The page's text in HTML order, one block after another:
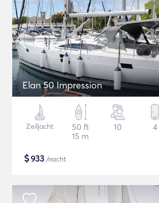
Elan 50 Impression
Zeiljacht
50 ft
15 m
10 4
$933 /nacht